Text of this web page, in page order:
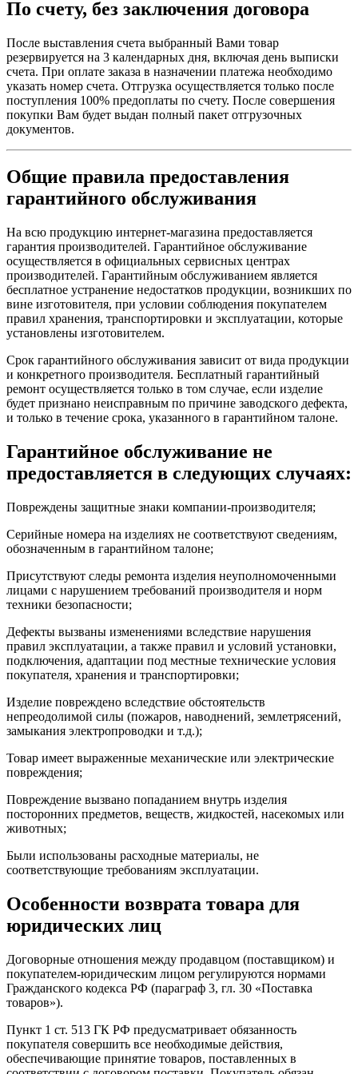
напряжения
Исполнение монтажа
Способ монтажа
DIN-рейка
Совместимость
распределительного
блока с г
Верхняя или нижняя: Да
Шаг 9 мм
6
Высота
85 мм
Ширина
Вес нетто
0,375 кг
Цвет
Белый
Механическая
износостойкость
Электрическая
износостойкость
10000 циклы
Соединения – клеммы
Единая клемма (Верхняя или нижняя)
1…25 мм² жесткий
Единая клемма (Верхняя или нижняя)
1…16 мм² гибкий
Длина зачистки
14 мм для Верхняя или нижняя
Момент затяжки
2 Н·м Верхняя или нижняя
Защита от замыкания
на землю
Отдельный блок
Условия эксплуатации
Степень защиты IP
МЭК 60529
60529
Степень загрязнения
60947-2
60947-2
Категория перенапряжения
IV
Подготовка к работе в тропических
условиях
2 в соответствии с IEC
60068-1
Относительная влажность
Высота над уровнем моря
Рабочая температура окружающей
среды
-35…70 °C
Температура окружающей среды
-40…85 °C
Тип упаковки
Тип упаковки 1
PCE
Вес упаковки
353,061 г
Высота упаковки 1
Ширина упаковки 1
7,5 см
Длина упаковки 1
9,4 см
Тип упаковки 2
Количество штук в упаковке 2
Вес упаковки 2
1,459 кг
Ширина упаковки 2
9,8 см
Тип упаковки 3
Количество штук в упаковке 3
Вес упаковки 3
16,49 кг
Высота упаковки 3
30 см
Ширина упаковки 3
Длина упаковки 3
Гарантия на оборудование
Срок гарантии на данное оборудование составляет
По счету, без заключения договора
После выставления счета выбранный Вами товар
резервируется на 3 календарных дня, включая день выписки
счета. При оплате заказа в назначении платежа необходимо
указать номер счета. Отгрузка осуществляется только после
поступления 100% предоплаты по счету. После совершения
покупки Вам будет выдан полный пакет отгрузочных
документов.
Общие правила предоставления
гарантийного обслуживания
На всю продукцию интернет-магазина предоставляется
гарантия производителей. Гарантийное обслуживание
осуществляется в официальных сервисных центрах
производителей. Гарантийным обслуживанием является
бесплатное устранение недостатков продукции, возникших по
вине изготовителя, при условии соблюдения покупателем
правил хранения, транспортировки и эксплуатации, которые
установлены изготовителем.
Срок гарантийного обслуживания зависит от вида продукции
и конкретного производителя. Бесплатный гарантийный
ремонт осуществляется только в том случае, если изделие
будет признано неисправным по причине заводского дефекта,
и только в течение срока, указанного в гарантийном талоне.
Гарантийное обслуживание не
предоставляется в следующих случаях:
Повреждены защитные знаки компании-производителя;
Серийные номера на изделиях не соответствуют сведениям,
обозначенным в гарантийном талоне;
Присутствуют следы ремонта изделия неуполномоченными
лицами с нарушением требований производителя и норм
техники безопасности;
Дефекты вызваны изменениями вследствие нарушения
правил эксплуатации, а также правил и условий установки,
подключения, адаптации под местные технические условия
покупателя, хранения и транспортировки;
Изделие повреждено вследствие обстоятельств
непреодолимой силы (пожаров, наводнений, землетрясений,
замыкания электропроводки и т.д.);
Товар имеет выраженные механические или электрические
повреждения;
Повреждение вызвано попаданием внутрь изделия
посторонних предметов, веществ, жидкостей, насекомых или
животных;
Были использованы расходные материалы, не
соответствующие требованиям эксплуатации.
Особенности возврата товара для
юридических лиц
Договорные отношения между продавцом (поставщиком) и
покупателем-юридическим лицом регулируются нормами
Гражданского кодекса РФ (параграф 3, гл. 30 «Поставка
товаров»).
Пункт 1 ст. 513 ГК РФ предусматривает обязанность
покупателя совершить все необходимые действия,
обеспечивающие принятие товаров, поставленных в